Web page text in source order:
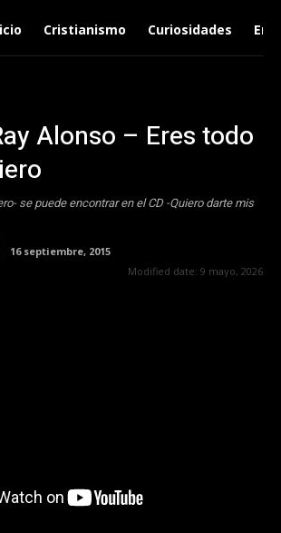
Cristianismo Curiosidades
Alonso – Eres todo
se puede encontrar en el CD -Quiero darte mis
16 septiembre, 2015
Modified date: 9 mayo, 2026